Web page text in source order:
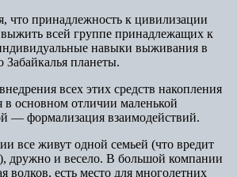
что принадлежность к цивилизации
всей группе принадлежащих к
навыки выживания в
Забайкалья планеты.
всех этих средств накопления
в основном отличии маленькой
— формализация взаимодействий.
все живут одной семьей (что вредит
дружно и весело. В большой компании
волков, есть место для многолетних